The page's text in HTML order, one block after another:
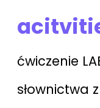
ćwiczenie
słownictwa